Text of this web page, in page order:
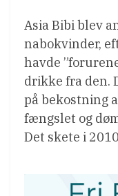
Asia Bibi blev
nabokvinder,
havde
drikke fra den.
på bekostning
fængslet og
Det skete i